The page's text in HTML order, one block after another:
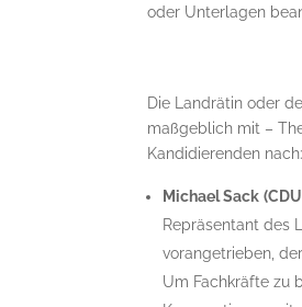
oder Unterlagen
Die Landrätin oder
maßgeblich mit –
Kandidierenden
Michael Sack
Repräsentant des
vorangetrieben,
Um Fachkräfte zu